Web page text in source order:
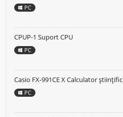
PC
CPUP-1 Suport CPU
PC
Casio FX-991CE X Calculator științific
PC